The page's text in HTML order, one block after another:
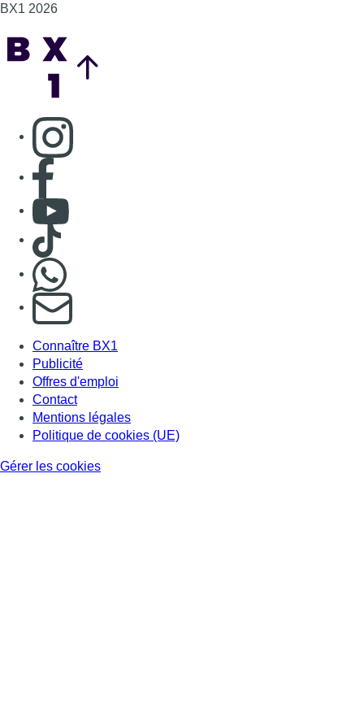
BX1 2026
Consulter page Instagram
Consulter page Facebook
Consulter Youtube
Consulter TikTok
S'abonner à notre newsletter
Connaître BX1
Publicité
Offres d'emploi
Contact
Mentions légales
Politique de cookies (UE)
Gérer les cookies